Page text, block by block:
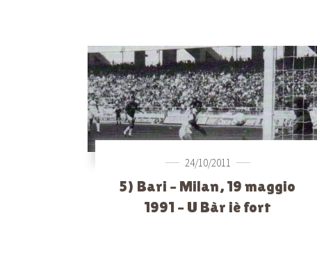
24/10/2011
5) Bari – Milan, 19 maggio
1991 – U Bàr iè fort